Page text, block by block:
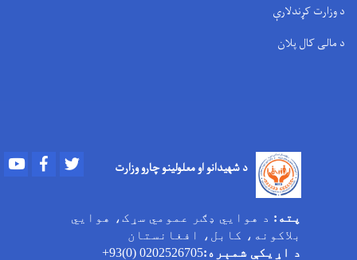
د وزارت کړندلارې
د مالی کال پلان
د شهیدانو او معلولینو چارو وزارت Youtube Facebook Twitter
پته: د هوایي ډګر عمومي سړک، هوایي
بلاکونه، کابل، افغانستان
د اړیکې شمېره:0202526705 (0)93+